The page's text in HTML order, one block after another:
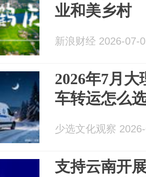
业和美乡村
新浪财经 2026-07-
2026年7月
车转运怎么
少选文化观察
支持云南开